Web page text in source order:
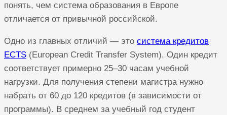
понять, чем система образования в Европе
отличается от привычной российской.
Одно из главных отличий — это система кредитов
ECTS (European Credit Transfer System). Один кредит
соответствует примерно 25–30 часам учебной
нагрузки. Для получения степени магистра нужно
набрать от 60 до 120 кредитов (в зависимости от
программы). В среднем за учебный год студент